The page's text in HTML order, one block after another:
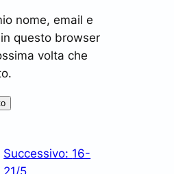
nome, email e
questo browser
volta che
Successivo: 16-
21/5